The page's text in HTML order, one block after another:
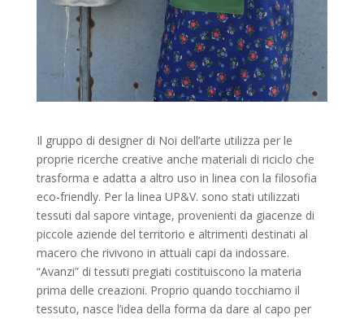
Il gruppo di designer di Noi dell’arte utilizza per le
proprie ricerche creative anche materiali di riciclo che
trasforma e adatta a altro uso in linea con la filosofia
eco-friendly. Per la linea UP&V. sono stati utilizzati
tessuti dal sapore vintage, provenienti da giacenze di
piccole aziende del territorio e altrimenti destinati al
macero che rivivono in attuali capi da indossare.
“Avanzi” di tessuti pregiati costituiscono la materia
prima delle creazioni. Proprio quando tocchiamo il
tessuto, nasce l’idea della forma da dare al capo per